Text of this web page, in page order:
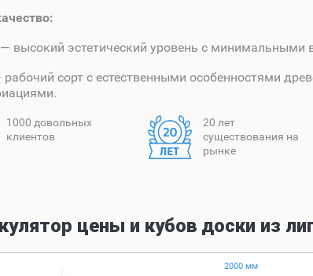
— высокий эстетический уровень с минимальными
рабочий сорт с естественными особенностями
1000 довольных
клиентов
20 лет
существования на
рынке
цены и кубов доски из
2000 мм